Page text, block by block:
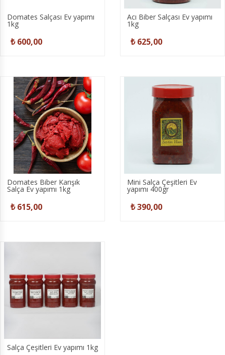
Domates Salçası Ev yapımı
1kg
₺ 600,00
Acı Biber Salçası Ev yapımı
1kg
₺ 625,00
Domates Biber Karışık
Salça Ev yapımı 1kg
₺ 615,00
Mini Salça Çeşitleri Ev
yapımı 400gr
₺ 390,00
Salça Çeşitleri Ev yapımı 1kg